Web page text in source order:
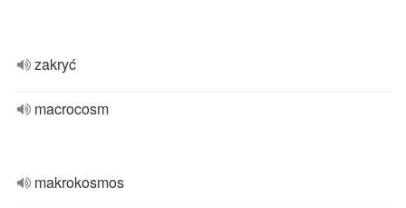
zakryć
macrocosm
makrokosmos